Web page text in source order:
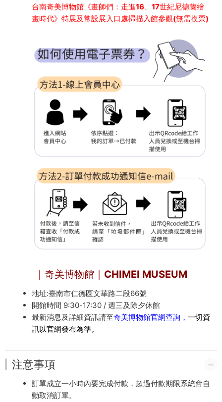
台南奇美博物館《畫師們：走進16、17世紀尼德蘭繪
畫時代》特展及常設展入口處掃描入館參觀(無需換票)
｜奇美博物館｜CHIMEI MUSEUM
地址:臺南市仁德區文華路二段66號
開館時間 9:30-17:30 / 週三及除夕休館
最新消息及詳細資訊請至奇美博物館官網查詢 ， 一切資
訊以官網發布為準。
注意事項
訂單成立一小時內要完成付款，超過付款期限系統會自
動取消訂單。